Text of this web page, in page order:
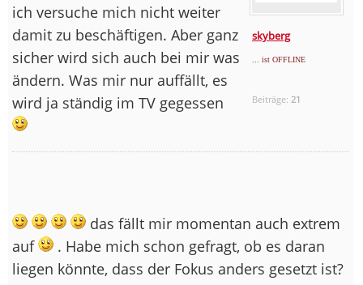
skyberg
... ist OFFLINE
Beiträge: 21
ich versuche mich nicht weiter
damit zu beschäftigen. Aber ganz
sicher wird sich auch bei mir was
ändern. Was mir nur auffällt, es
wird ja ständig im TV gegessen
das fällt mir momentan auch extrem
auf
. Habe mich schon gefragt, ob es daran
liegen könnte, dass der Fokus anders gesetzt ist?